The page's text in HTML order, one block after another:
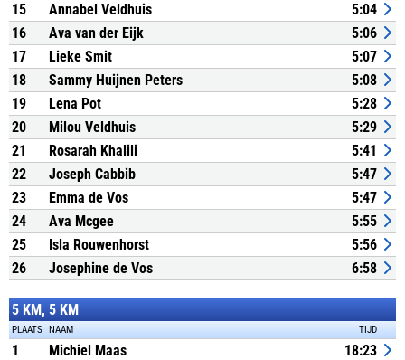
15
Annabel Veldhuis
5:04
16
Ava van der Eijk
5:06
17
Lieke Smit
5:07
18
Sammy Huijnen Peters
5:08
19
Lena Pot
5:28
20
Milou Veldhuis
5:29
21
Rosarah Khalili
5:41
22
Joseph Cabbib
5:47
23
Emma de Vos
5:47
24
Ava Mcgee
5:55
25
Isla Rouwenhorst
5:56
26
Josephine de Vos 6:58
5 KM, 5 KM
PLAATS NAAM TIJD
1 Michiel Maas
18:23